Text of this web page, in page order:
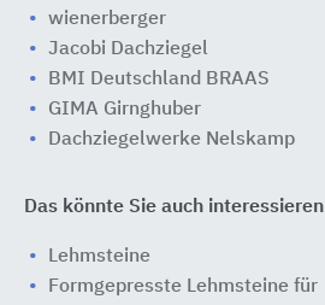
wienerberger
Jacobi Dachziegel
BMI Deutschland BRAAS
GIMA Girnghuber
Dachziegelwerke Nelskamp
Das könnte Sie auch interessieren
Lehmsteine
Formgepresste Lehmsteine für